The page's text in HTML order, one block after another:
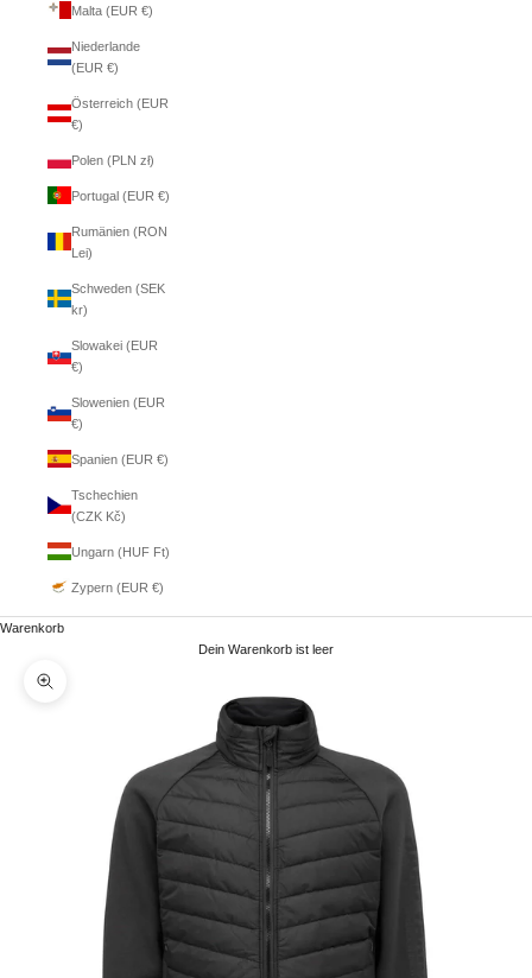
Malta (EUR €)
Niederlande
(EUR €)
Österreich (EUR
€)
Polen (PLN zł)
Portugal (EUR €)
Rumänien (RON
Lei)
Schweden (SEK
kr)
Slowakei (EUR
€)
Slowenien (EUR
€)
Spanien (EUR €)
Tschechien
(CZK Kč)
Ungarn (HUF Ft)
Zypern (EUR €)
Warenkorb
Dein Warenkorb ist leer
Bild vergrößern